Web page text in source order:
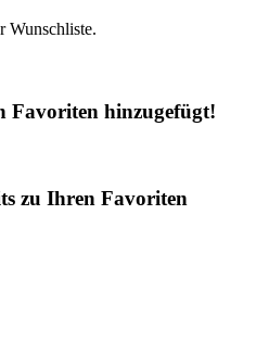
Wunschliste.
Favoriten hinzugefügt!
zu Ihren Favoriten